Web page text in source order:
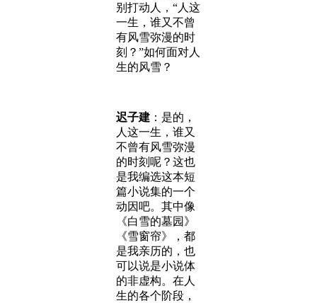
别打动人，“人这
一生，谁又不曾
有风雪弥漫的时
刻？”如何面对人
生的风雪？
迟子建 ：是的，
人这一生，谁又
不曾有风雪弥漫
的时刻呢？这也
是我编选这本短
篇小说集的一个
动因吧。其中像
《白雪的墓园》
《雪窗帘》，都
是我亲历的，也
可以说是小说体
的非虚构。在人
生的各个阶段，